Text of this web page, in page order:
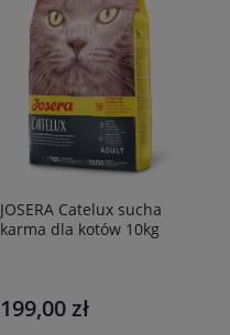
JOSERA Catelux sucha
karma dla kotów 10kg
199,00 zł